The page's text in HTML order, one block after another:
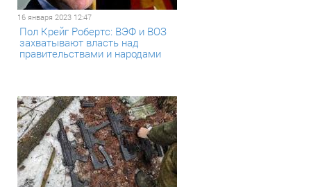
16 января 2023 12:47
Пол Крейг Робертс: ВЭФ и ВОЗ
захватывают власть над
правительствами и народами